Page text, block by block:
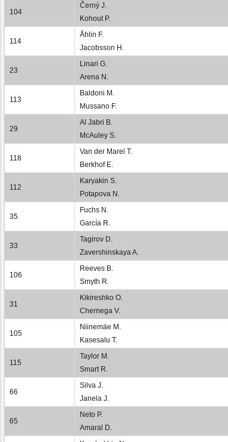
104
Černý J.
Kohout P.
114
Åhlin F.
Jacobsson H.
23
Linari G.
Arena N.
113
Baldoni M.
Mussano F.
29
Al Jabri B.
McAuley S.
118
Van der Marel T.
Berkhof E.
112
Karyakin S.
Potapova N.
35
Fuchs N.
García R.
33
Tagirov D.
Zavershinskaya A.
106
Reeves B.
Smyth R.
31
Kikireshko O.
Chernega V.
105
Niinemäe M.
Kasesalu T.
115
Taylor M.
Smart R.
66
Silva J.
Janela J.
65
Neto P.
Amaral D.